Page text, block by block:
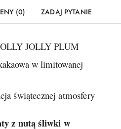
(0) ZADAJ PYTANIE
JOLLY PLUM
w limitowanej
świątecznej atmosfery
z nutą śliwki w